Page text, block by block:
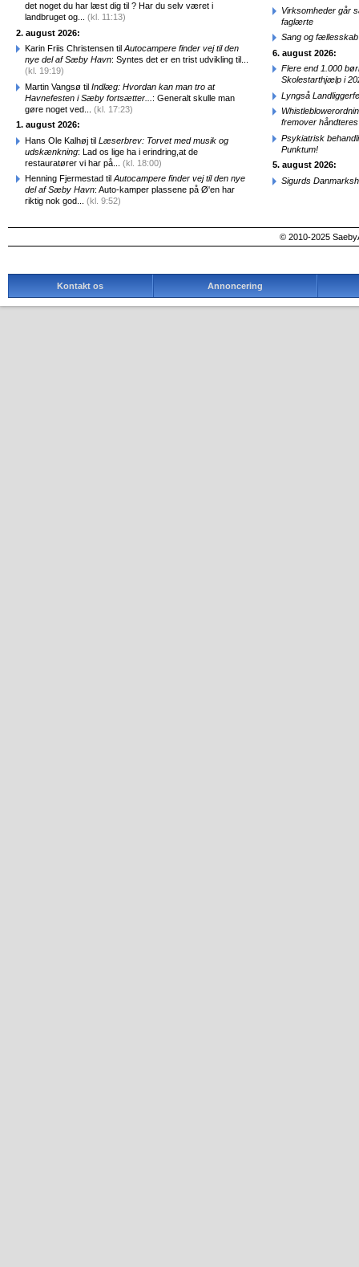
det noget du har læst dig til ? Har du selv været i
landbruget og... (kl. 11:13)
2. august 2026:
Karin Friis Christensen til Autocampere finder vej til den
nye del af Sæby Havn: Syntes det er en trist udvikling til...
(kl. 19:19)
Martin Vangsø til Indlæg: Hvordan kan man tro at
Havnefesten i Sæby fortsætter... : Generalt skulle man
gøre noget ved... (kl. 17:23)
1. august 2026:
Hans Ole Kalhøj til Læserbrev: Torvet med musik og
udskænkning: Lad os lige ha i erindring,at de
restauratører vi har på... (kl. 18:00)
Henning Fjermestad til Autocampere finder vej til den nye
del af Sæby Havn: Auto-kamper plassene på Ø'en har
riktig nok god... (kl. 9:52)
Virksomheder går
faglærte
Sang og
6. august 2026:
Flere end 1.000
Skolestarthjælp i
Lyngså
fremover
Psykiatrisk
Punktum!
5. august 2026:
Sigurds
© 2010-2025
Kontakt os Annoncering